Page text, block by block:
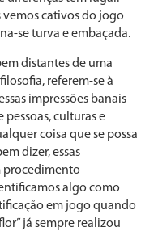
cativos do jogo
se turva e embaçada.
distantes de uma
referem-se à
impressões banais
pessoas, culturas e
coisa que se possa
dizer, essas
procedimento
algo como
em jogo quando
já sempre realizou